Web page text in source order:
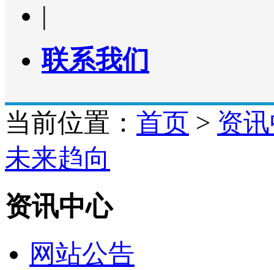
|
联系我们
当前位置： 首页 > 资
未来趋向
资讯中心
网站公告